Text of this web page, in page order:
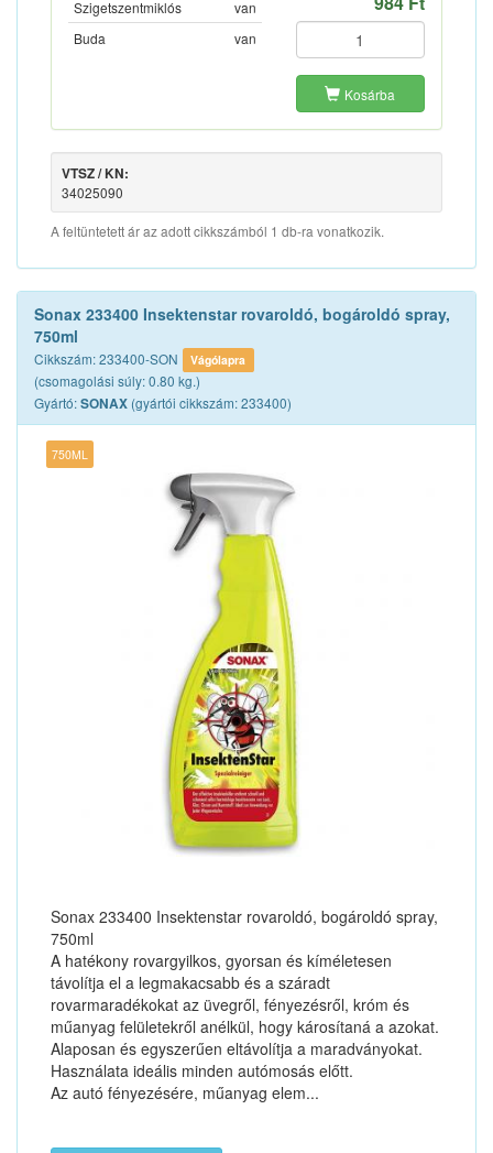
Szigetszentmiklós
van
Buda
van
Kosárba
VTSZ / KN:
34025090
A feltüntetett ár az adott cikkszámból 1 db-ra vonatkozik.
Sonax 233400 Insektenstar rovaroldó, bogároldó spray,
750ml
Cikkszám: 233400-SON Vágólapra
(csomagolási súly: 0.80 kg.)
Gyártó:SONAX (gyártói cikkszám: 233400)
750ML
Sonax 233400 Insektenstar rovaroldó, bogároldó spray,
750ml
A hatékony rovargyilkos, gyorsan és kíméletesen
távolítja el a legmakacsabb és a száradt
rovarmaradékokat az üvegről, fényezésről, króm és
műanyag felületekről anélkül, hogy károsítaná a azokat.
Alaposan és egyszerűen eltávolítja a maradványokat.
Használata ideális minden autómosás előtt.
Az autó fényezésére, műanyag elem...